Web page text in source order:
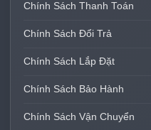
Chính Sách Thanh Toán
Chính Sách Đổi Trả
Chính Sách Lắp Đặt
Chính Sách Bảo Hành
Chính Sách Vận Chuyển